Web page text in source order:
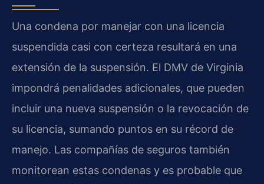
Una condena por manejar con una licencia
suspendida casi con certeza resultará en una
extensión de la suspensión. El DMV de Virginia
impondrá penalidades adicionales, que pueden
incluir una nueva suspensión o la revocación de
su licencia, sumando puntos en su récord de
manejo. Las compañías de seguros también
monitorean estas condenas y es probable que